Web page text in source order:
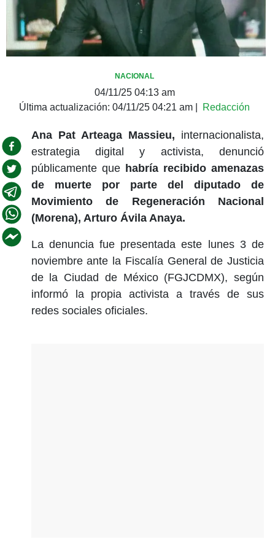
NACIONAL
04/11/25 04:13 am
Última actualización: 04/11/25 04:21 am Redacción
Ana Pat Arteaga Massieu, internacionalista,
estrategia digital y activista, denunció
públicamente que habría recibido amenazas
de muerte por parte del diputado de
Movimiento de Regeneración Nacional
(Morena), Arturo Ávila Anaya.
La denuncia fue presentada este lunes 3 de
noviembre ante la Fiscalía General de Justicia
de la Ciudad de México (FGJCDMX), según
informó la propia activista a través de sus
redes sociales oficiales.